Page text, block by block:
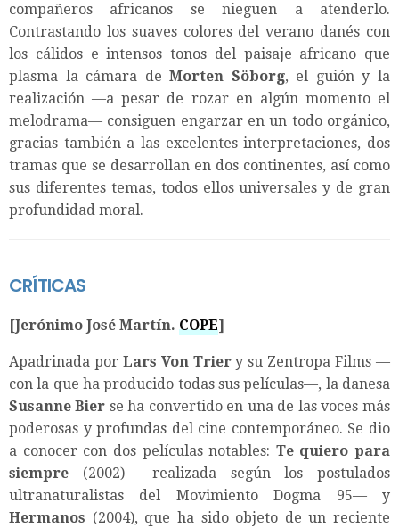
compañeros africanos se nieguen a atenderlo.
Contrastando los suaves colores del verano danés con
los cálidos e intensos tonos del paisaje africano que
plasma la cámara deMorten Söborg, el guión y la
realización —a pesar de rozar en algún momento el
melodrama— consiguen engarzar en un todo orgánico,
gracias también a las excelentes interpretaciones, dos
tramas que se desarrollan en dos continentes, así como
sus diferentes temas, todos ellos universales y de gran
profundidad moral.
CRÍTICAS
[Jerónimo José Martín. COPE]
Apadrinada por Lars Von Triery su Zentropa Films —
con la que ha producido todas sus películas—, la danesa
Susanne Bier se ha convertido en una de las voces más
poderosas y profundas del cine contemporáneo. Se dio
a conocer con dos películas notables: Te quiero para
siempre (2002) —realizada según los postulados
ultranaturalistas del Movimiento Dogma 95— y
Hermanos (2004), que ha sido objeto de un reciente